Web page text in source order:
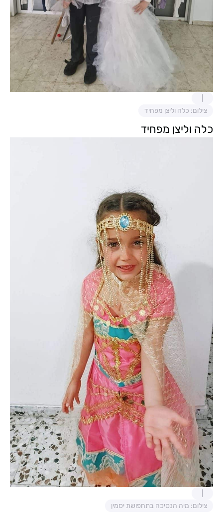
צילום: כלה וליצן מפחיד
כלה וליצן מפחיד
צילום: מיה הנסיכה בתחפושת יסמין